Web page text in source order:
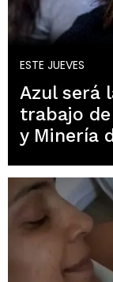
ESTE JUEVES
Azul será
trabajo
y Minería